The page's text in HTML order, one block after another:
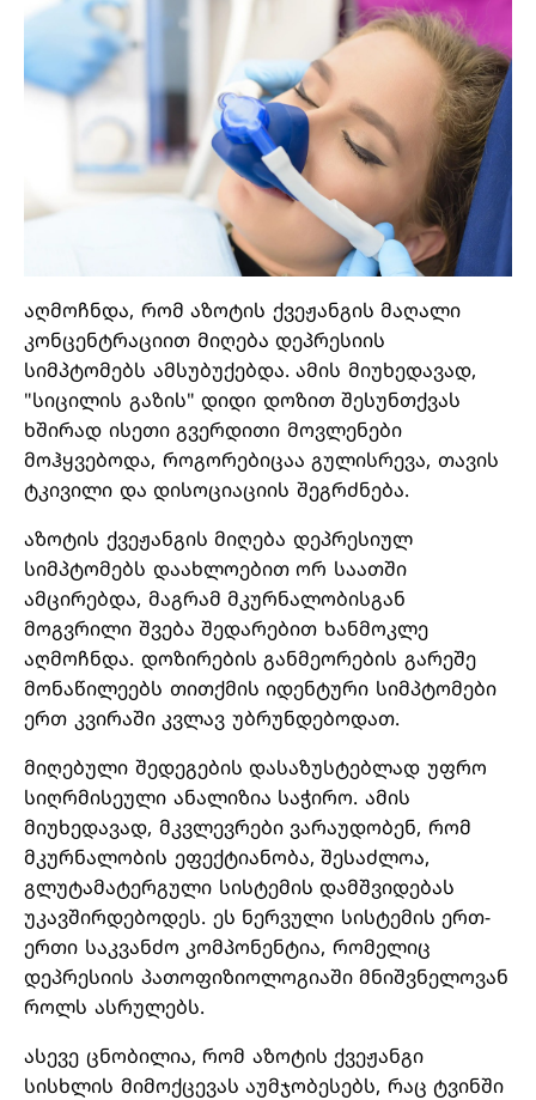
აღმოჩნდა, რომ აზოტის ქვეჟანგის მაღალი
კონცენტრაციით მიღება დეპრესიის
სიმპტომებს ამსუბუქებდა. ამის მიუხედავად,
"სიცილის გაზის" დიდი დოზით შესუნთქვას
ხშირად ისეთი გვერდითი მოვლენები
მოჰყვებოდა, როგორებიცაა გულისრევა, თავის
ტკივილი და დისოციაციის შეგრძნება.
აზოტის ქვეჟანგის მიღება დეპრესიულ
სიმპტომებს დაახლოებით ორ საათში
ამცირებდა, მაგრამ მკურნალობისგან
მოგვრილი შვება შედარებით ხანმოკლე
აღმოჩნდა. დოზირების განმეორების გარეშე
მონაწილეებს თითქმის იდენტური სიმპტომები
ერთ კვირაში კვლავ უბრუნდებოდათ.
მიღებული შედეგების დასაზუსტებლად უფრო
სიღრმისეული ანალიზია საჭირო. ამის
მიუხედავად, მკვლევრები ვარაუდობენ, რომ
მკურნალობის ეფექტიანობა, შესაძლოა,
გლუტამატერგული სისტემის დამშვიდებას
უკავშირდებოდეს. ეს ნერვული სისტემის ერთ-
ერთი საკვანძო კომპონენტია, რომელიც
დეპრესიის პათოფიზიოლოგიაში მნიშვნელოვან
როლს ასრულებს.
ასევე ცნობილია, რომ აზოტის ქვეჟანგი
სისხლის მიმოქცევას აუმჯობესებს, რაც ტვინში